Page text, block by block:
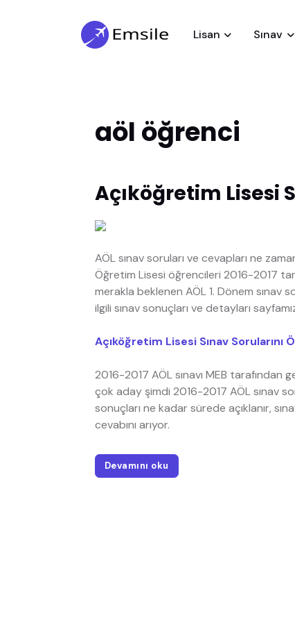
Lisan Sınav
aöl öğrenci
Açıköğretim Lisesi
AÖL sınav soruları ve cevapları ne
Öğretim Lisesi öğrencileri 2016-2017
merakla beklenen AÖL 1. Dönem sınav
ilgili sınav sonuçları ve detayları
Açıköğretim Lisesi Sınav Sorularını
2016-2017 AÖL sınavı MEB tarafından
çok aday şimdi 2016-2017 AÖL sınav
sonuçları ne kadar sürede açıklanır,
cevabını arıyor.
Devamını oku